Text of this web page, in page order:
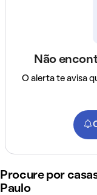
Não
O alerta te avisa
Procure por
Paulo